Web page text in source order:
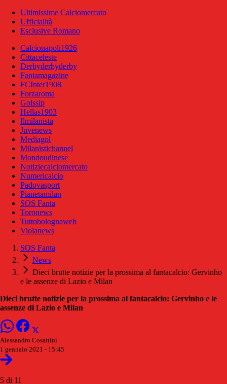
Ultimissime Calciomercato
Ufficialità
Esclusive Romano
Calcionapoli1926
Cittaceleste
Derbyderbyderby
Fantamagazine
FCInter1908
Forzaroma
Golssip
Hellas1903
Ilmilanista
Juvenews
Mediagol
Milanistichannel
Mondoudinese
Notiziecalciomercato
Numericalcio
Padovasport
Pianetamilan
SOS Fanta
Toronews
Tuttobolognaweb
Violanews
SOS Fanta
News
Dieci brutte notizie per la prossima al fantacalcio: Gervinho
e le assenze di Lazio e Milan
Dieci brutte notizie per la prossima al fantacalcio: Gervinho e le
assenze di Lazio e Milan
Alessandro Cosattini
1 gennaio 2021 - 15:45
5 di 11